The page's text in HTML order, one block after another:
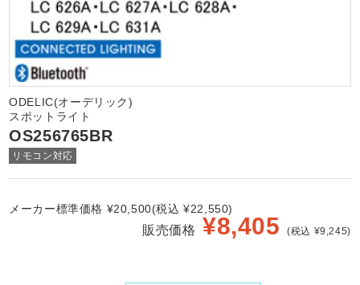
ODELIC(オーデリック)
スポットライト
OS256765BR
リモコン対応
メーカー標準価格 ¥20,500(税込 ¥22,550)
販売価格 ¥8,405 (税込 ¥9,245)